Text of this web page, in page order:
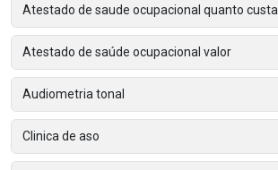
Atestado de saude ocupacional quanto custa
Atestado de saúde ocupacional valor
Audiometria tonal
Clinica de aso